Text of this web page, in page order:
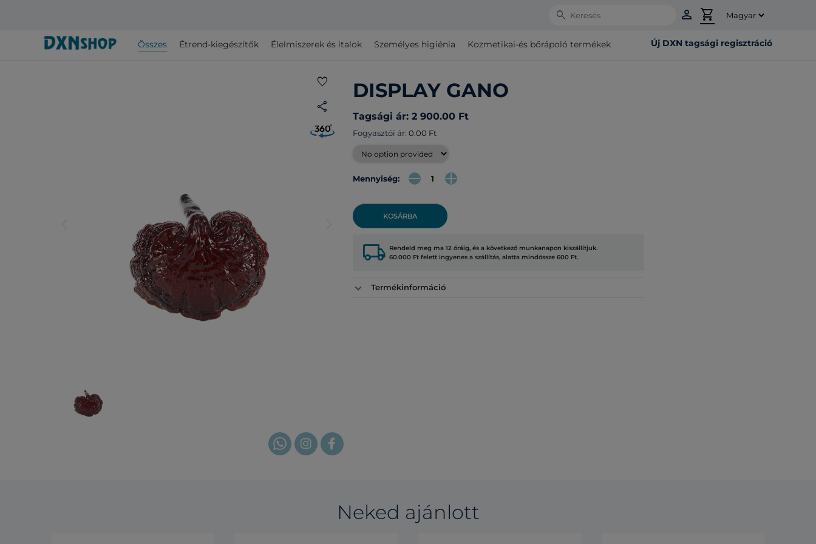
Search person shopping_cart
Összes Étrend-kiegészítők Élelmiszerek és italok Személyes higiénia Kozmetikai-és bőrápoló termékek Új DXN tagsági regisztráció
favorite
share
DISPLAY GANO
Tagsági ár: 2 900.00 Ft
Fogyasztói ár: 0.00 Ft
Mennyiség:
KOSÁRBA
local_shipping Rendeld meg ma 12 óráig, és a következő munkanapon kiszállítjuk.
60.000 Ft felett ingyenes a szállítás, alatta mindössze 600 Ft.
Termékinformáció
Neked ajánlott